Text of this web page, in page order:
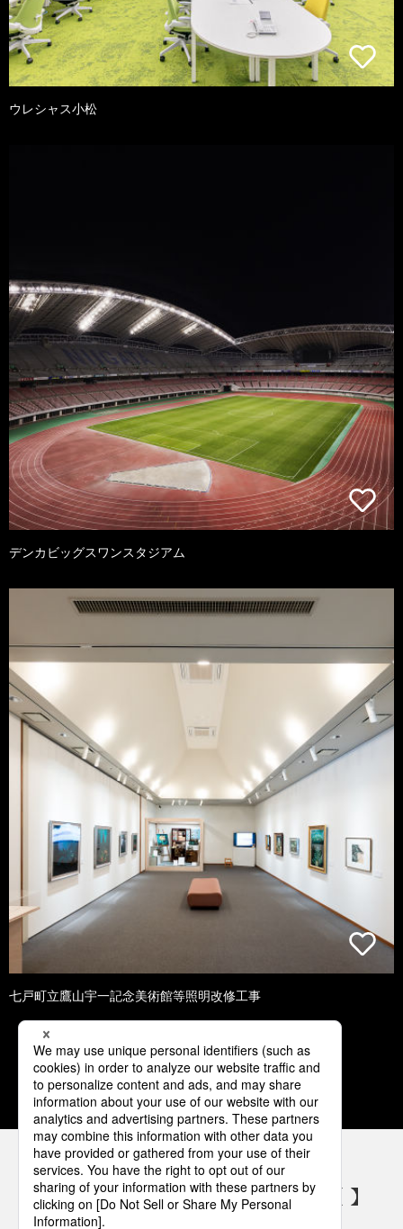
ウレシャス小松
デンカビッグスワンスタジアム
七戸町立鷹山宇一記念美術館等照明改修工事
1 2 3 4 5
パナソニックの電気設備 SNSアカウント